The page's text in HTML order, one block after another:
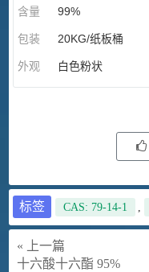
含量 99%
包装 20KG/纸板桶
外观 白色粉状
标签 CAS: 79-14-1 ,
« 上一篇
十六酸十六酯 95%